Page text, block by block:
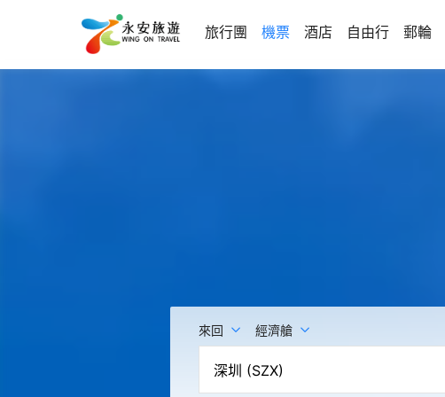
旅行團 機票 酒店 自由行 郵輪
來回 經濟艙